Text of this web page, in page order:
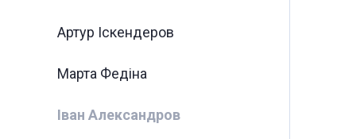
Артур Іскендеров
Марта Федіна
Іван Александров